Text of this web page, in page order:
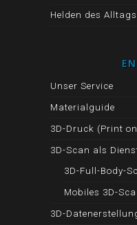
Helden des Alltags
Unser Service
Materialguide
3D-Druck (Print
3D-Scan als
3D-Full-Body-
Mobiles 3D-
3D-